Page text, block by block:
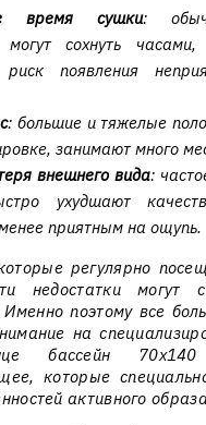
время сушки:
могут сохнуть
появления
: большие и тяжелые
занимают много
внешнего вида:
ухудшают
приятным на ощупь.
регулярно
недостатки могут
поэтому все
на
бассейн
которые
активного